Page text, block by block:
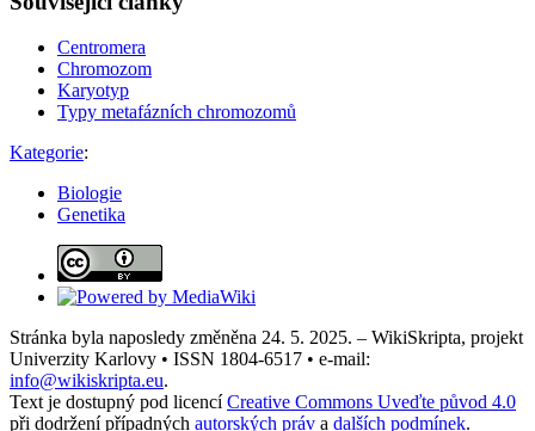
Centromera
Chromozom
Karyotyp
Typy metafázních chromozomů
Kategorie:
Biologie
Genetika
Stránka byla naposledy změněna 24. 5. 2025. – WikiSkripta, projekt
Univerzity Karlovy • ISSN 1804-6517 • e-mail:
info@wikiskripta.eu.
Text je dostupný pod licencíCreative Commons Uveďte původ 4.0
při dodržení případných autorských práv a dalších podmínek.